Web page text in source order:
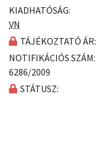
KIADHATÓSÁG:
VN
TÁJÉKOZTATÓ ÁR:
NOTIFIKÁCIÓS SZÁM:
6286/2009
STÁTUSZ: